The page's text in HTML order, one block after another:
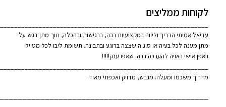
לקוחות ממליצים
עדיאל אמיתי הדריך וליווה במקצועיות רבה, ברגישות ובהכלה, תוך מתן דגש על
מתן מענה לכל בעיה או סוגיה שצצה ברוגע ובתבונה. תשומת ליבו לכל מטייל
באפן אישי ראויה להערכה רבה. שאפו ענק!!!!!
מדריך משכמו ומעלה. מגבש, מדויק ואכפתי מאוד.